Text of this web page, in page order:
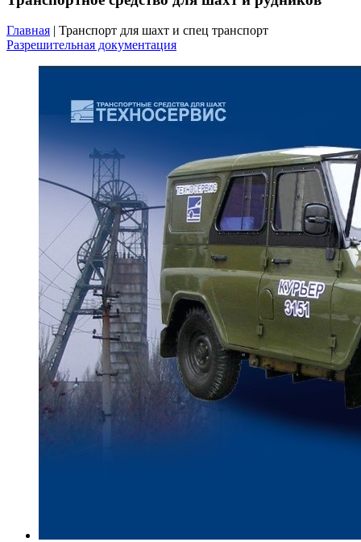
Главная | Транспорт для шахт и спец транспорт
Разрешительная документация